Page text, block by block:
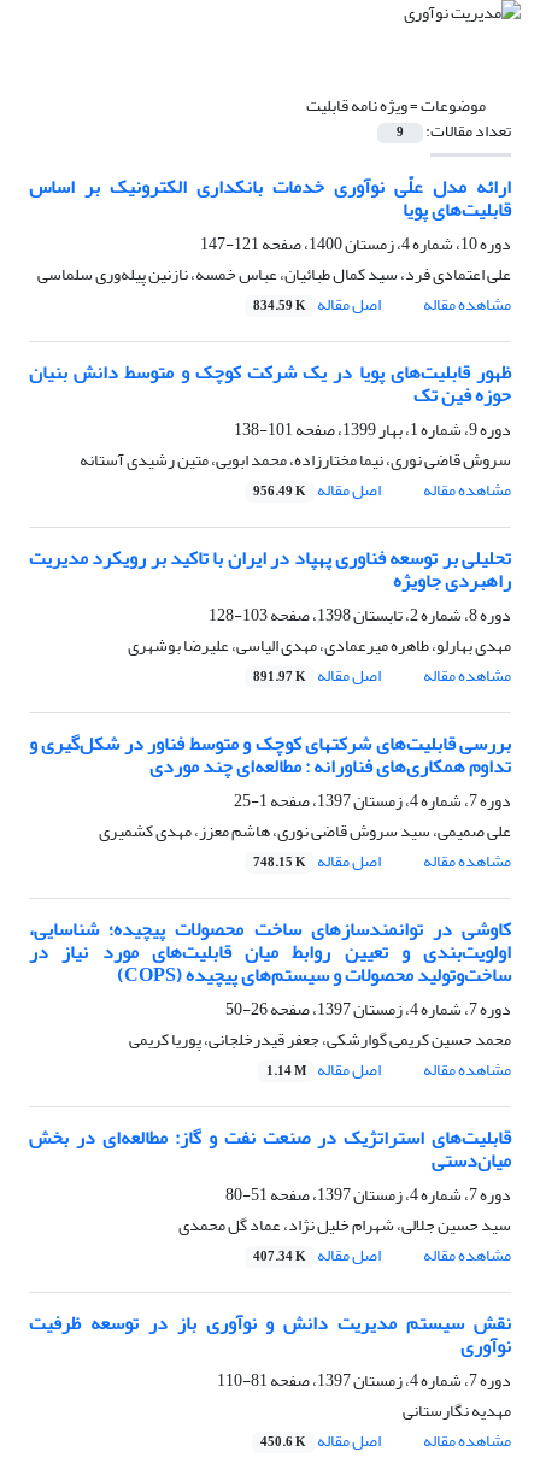
موضوعات =ویژه نامه قابلیت
تعداد مقالات: 9
ارائه مدل علّی نوآوری خدمات بانکداری الکترونیک بر اساس
قابلیت‌‌های پویا
دوره 10، شماره 4، زمستان 1400، صفحه
121-147
علی اعتمادی فرد، سید کمال طبائیان، عباس خمسه، نازنین پیله‌وری سلماسی
مشاهده مقاله
اصل مقاله 834.59 K
ظهور قابلیت‌های پویا در یک شرکت کوچک و متوسط دانش بنیان
حوزه فین تک
دوره 9، شماره 1، بهار 1399، صفحه
101-138
سروش قاضی نوری، نیما مختارزاده، محمد ابویی، متین رشیدی آستانه
مشاهده مقاله
اصل مقاله 956.49 K
تحلیلی بر توسعه فناوری پهپاد در ایران با تاکید بر رویکرد مدیریت
راهبردی جاویژه
دوره 8، شماره 2، تابستان 1398، صفحه
103-128
مهدی بهارلو، طاهره میرعمادی، مهدی الیاسی، علیرضا بوشهری
مشاهده مقاله
اصل مقاله 891.97 K
بررسی قابلیت‌های شرکتهای کوچک و متوسط فناور در شکل‌گیری و
تداوم همکاری‌های فناورانه : مطالعه‌ای چند موردی
دوره 7، شماره 4، زمستان 1397، صفحه
1-25
علی صمیمی، سید سروش قاضی نوری، هاشم معزز، مهدی کشمیری
مشاهده مقاله
اصل مقاله 748.15 K
کاوشی در توانمندسازهای ساخت محصولات پیچیده؛ شناسایی،
اولویت‌بندی و تعیین روابط میان قابلیت‌های مورد نیاز در
ساخت‌وتولید محصولات و سیستم‌های پیچیده (COPS)
دوره 7، شماره 4، زمستان 1397، صفحه
26-50
محمد حسین کریمی گوارشکی، جعفر قیدرخلجانی، پوریا کریمی
مشاهده مقاله
اصل مقاله 1.14 M
قابلیت‌های استراتژیک در صنعت نفت و گاز: مطالعه‌ای در بخش
میان‌دستی
دوره 7، شماره 4، زمستان 1397، صفحه
51-80
سید حسین جلالی، شهرام خلیل نژاد، عماد گل محمدی
مشاهده مقاله
اصل مقاله 407.34 K
نقش سیستم مدیریت دانش و نوآوری باز در توسعه ظرفیت
نوآوری
دوره 7، شماره 4، زمستان 1397، صفحه
81-110
مهدیه نگارستانی
مشاهده مقاله
اصل مقاله 450.6 K